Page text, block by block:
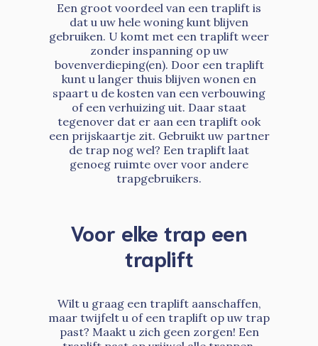
Een groot voordeel van een traplift is
dat u uw hele woning kunt blijven
gebruiken. U komt met een traplift weer
zonder inspanning op uw
bovenverdieping(en). Door een traplift
kunt u langer thuis blijven wonen en
spaart u de kosten van een verbouwing
of een verhuizing uit. Daar staat
tegenover dat er aan een traplift ook
een prijskaartje zit. Gebruikt uw partner
de trap nog wel? Een traplift laat
genoeg ruimte over voor andere
trapgebruikers.
Voor elke trap een
traplift
Wilt u graag een traplift aanschaffen,
maar twijfelt u of een traplift op uw trap
past? Maakt u zich geen zorgen! Een